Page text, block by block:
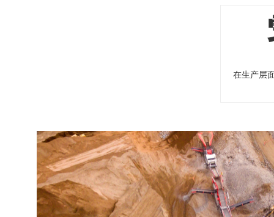
在生产层